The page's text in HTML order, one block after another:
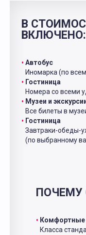
В
ВКЛЮЧЕНО:
Автобус
Иномарка (по
Гостиница
Номера со всеми
Музеи и
Все билеты в
Гостиница
Завтраки-обеды-
(по выбранному
Комфортные
Класса